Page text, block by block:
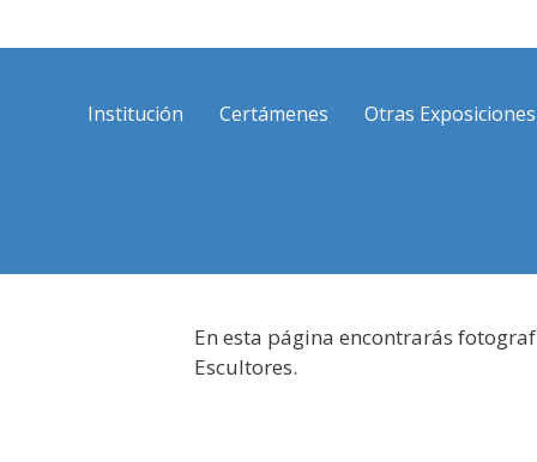
al
Institución Certámenes Otras Exposiciones
En esta página encontrarás
Escultores.